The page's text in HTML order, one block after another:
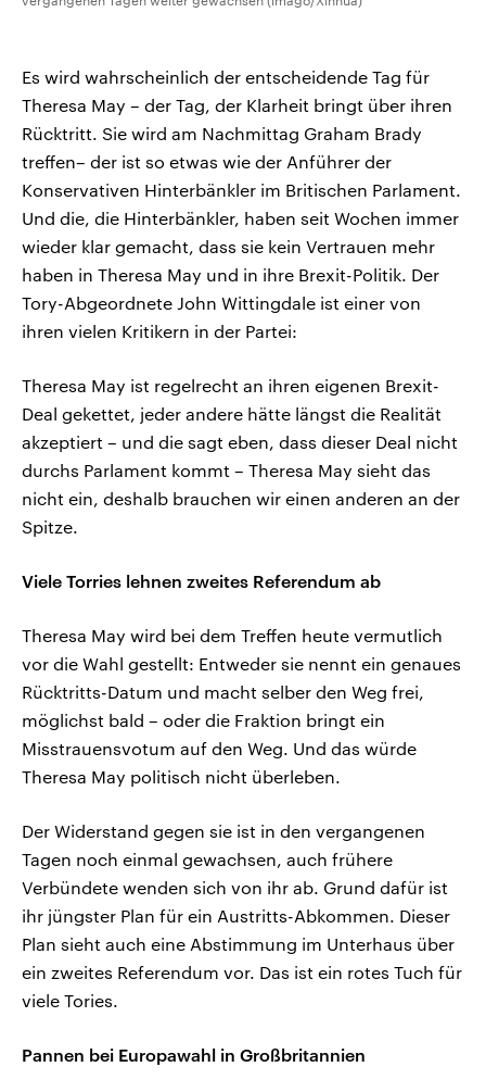
Es wird wahrscheinlich der entscheidende Tag für
Theresa May – der Tag, der Klarheit bringt über ihren
Rücktritt. Sie wird am Nachmittag Graham Brady
treffen– der ist so etwas wie der Anführer der
Konservativen Hinterbänkler im Britischen Parlament.
Und die, die Hinterbänkler, haben seit Wochen immer
wieder klar gemacht, dass sie kein Vertrauen mehr
haben in Theresa May und in ihre Brexit-Politik. Der
Tory-Abgeordnete John Wittingdale ist einer von
ihren vielen Kritikern in der Partei:
Theresa May ist regelrecht an ihren eigenen Brexit-
Deal gekettet, jeder andere hätte längst die Realität
akzeptiert – und die sagt eben, dass dieser Deal nicht
durchs Parlament kommt – Theresa May sieht das
nicht ein, deshalb brauchen wir einen anderen an der
Spitze.
Viele Torries lehnen zweites Referendum ab
Theresa May wird bei dem Treffen heute vermutlich
vor die Wahl gestellt: Entweder sie nennt ein genaues
Rücktritts-Datum und macht selber den Weg frei,
möglichst bald – oder die Fraktion bringt ein
Misstrauensvotum auf den Weg. Und das würde
Theresa May politisch nicht überleben.
Der Widerstand gegen sie ist in den vergangenen
Tagen noch einmal gewachsen, auch frühere
Verbündete wenden sich von ihr ab. Grund dafür ist
ihr jüngster Plan für ein Austritts-Abkommen. Dieser
Plan sieht auch eine Abstimmung im Unterhaus über
ein zweites Referendum vor. Das ist ein rotes Tuch für
viele Tories.
Pannen bei Europawahl in Großbritannien